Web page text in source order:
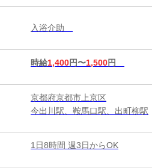
入浴介助
時給1,400円〜1,500円
京都府京都市上京区
今出川駅、鞍馬口駅、出町柳駅
1日8時間 週3日からOK